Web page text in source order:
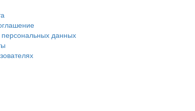
персональных данных